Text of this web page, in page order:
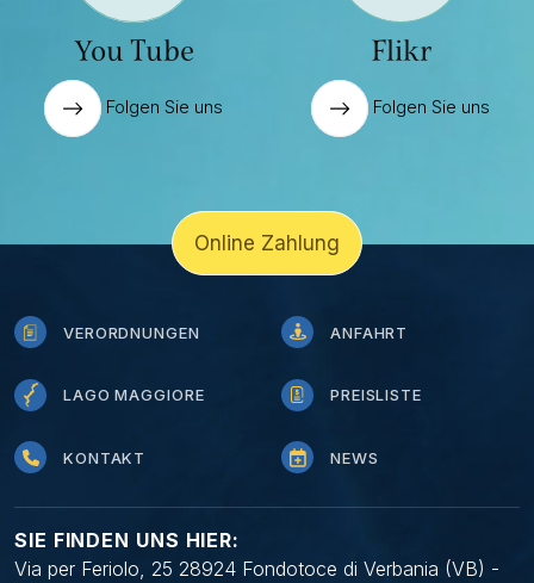
You Tube
Folgen Sie uns
Flikr
Folgen Sie uns
VERORDNUNGEN ANFAHRT
LAGO MAGGIORE PREISLISTE
KONTAKT NEWS
SIE FINDEN UNS HIER:
Via per Feriolo, 25 28924 Fondotoce di Verbania (VB) -
Online Zahlung